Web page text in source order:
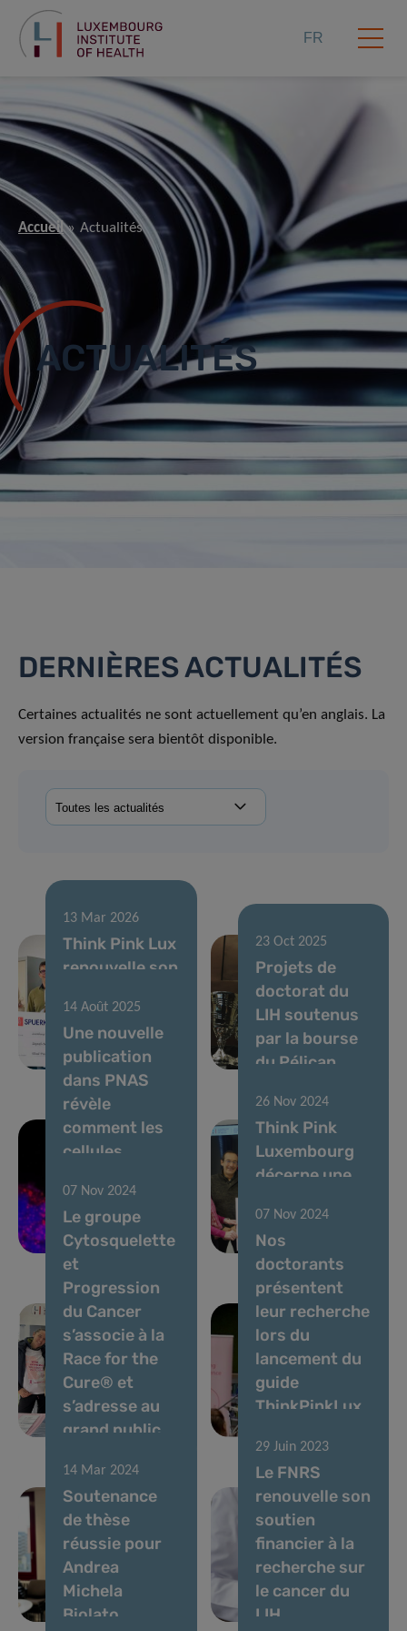
FR
Accueil Actualités
ACTUALITÉS
DERNIÈRES ACTUALITÉS
Certaines actualités ne sont actuellement qu’en anglais. La
version française sera bientôt disponible.
13 Mar 2026
Think Pink Lux
renouvelle son
recherche
contre le
cancer au LIH
23 Oct 2025
Projets de
doctorat du
LIH soutenus
par la bourse
du Pélican
14 Août 2025
Une nouvelle
publication
dans PNAS
révèle
comment les
cellules
échappent au
système
immunitaire
26 Nov 2024
Think Pink
Luxembourg
décerne une
recherche sur
le cancer
07 Nov 2024
Le groupe
Cytosquelette
et
Progression
du Cancer
s’associe à la
Race for the
Cure® et
s’adresse au
grand public
07 Nov 2024
Nos
doctorants
présentent
leur recherche
lors du
lancement du
guide
ThinkPinkLux
14 Mar 2024
Soutenance
de thèse
réussie pour
Andrea
Michela
Biolato
29 Juin 2023
Le FNRS
renouvelle son
soutien
financier à la
recherche sur
le cancer du
LIH